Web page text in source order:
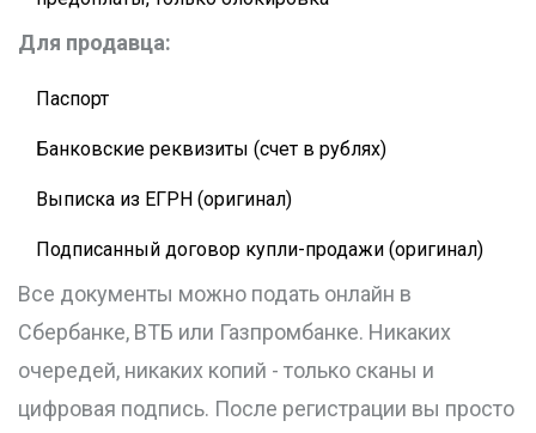
Для продавца:
Паспорт
Банковские реквизиты (счет в рублях)
Выписка из ЕГРН (оригинал)
Подписанный договор купли-продажи (оригинал)
Все документы можно подать онлайн в
Сбербанке, ВТБ или Газпромбанке. Никаких
очередей, никаких копий - только сканы и
цифровая подпись. После регистрации вы просто